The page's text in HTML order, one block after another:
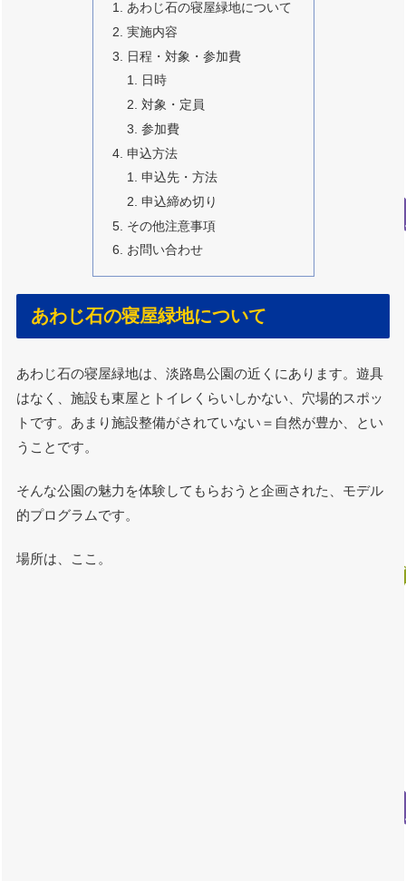
あわじ石の寝屋緑地について
実施内容
日程・対象・参加費
日時
対象・定員
参加費
申込方法
申込先・方法
申込締め切り
その他注意事項
お問い合わせ
あわじ石の寝屋緑地について
あわじ石の寝屋緑地は、淡路島公園の近くにあります。遊具
はなく、施設も東屋とトイレくらいしかない、穴場的スポッ
トです。あまり施設整備がされていない＝自然が豊か、とい
うことです。
そんな公園の魅力を体験してもらおうと企画された、モデル
的プログラムです。
場所は、ここ。